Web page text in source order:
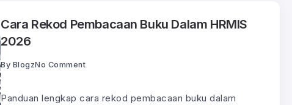
Cara Rekod Pembacaan Buku Dalam HRMIS
2026
By BlogzNo Comment
Panduan lengkap cara rekod pembacaan buku dalam